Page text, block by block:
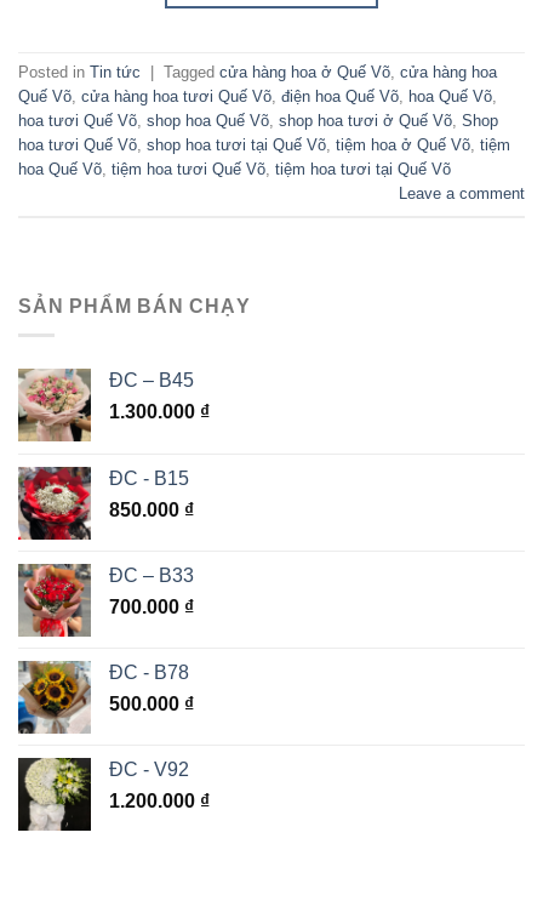
Posted in Tin tức Tagged cửa hàng hoa ở Quế Võ cửa hàng hoa
Quế Võ cửa hàng hoa tươi Quế Võ điện hoa Quế Võ hoa Quế Võ
hoa tươi Quế Võ shop hoa Quế Võ shop hoa tươi ở Quế Võ Shop
hoa tươi Quế Võ shop hoa tươi tại Quế Võ tiệm hoa ở Quế Võ tiệm
hoa Quế Võ tiệm hoa tươi Quế Võ tiệm hoa tươi tại Quế Võ
Leave a comment
SẢN PHẨM BÁN CHẠY
ĐC – B45
1.300.000 ₫
ĐC - B15
850.000 ₫
ĐC – B33
700.000 ₫
ĐC - B78
500.000 ₫
ĐC - V92
1.200.000 ₫